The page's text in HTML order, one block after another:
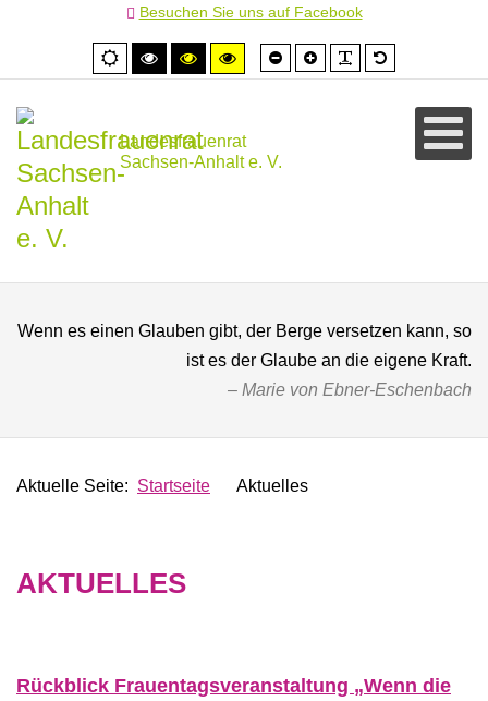
Besuchen Sie uns auf Facebook
Normale
Ansicht
Hoher
Kontrast
Hoher
Kontrast
Hoher
Kontrast
Schrift
kleiner
Schrift
größer
Landesfrauenrat
Sachsen-Anhalt e. V.
Wenn es einen Glauben gibt, der Berge versetzen kann, so
ist es der Glaube an die eigene Kraft.
Marie von Ebner-Eschenbach
Aktuelle Seite: Startseite Aktuelles
AKTUELLES
Rückblick Frauentagsveranstaltung „Wenn die